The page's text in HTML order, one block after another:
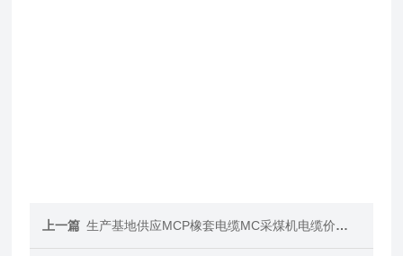
上一篇 生产基地供应MCP橡套电缆MC采煤机电缆价格及资料